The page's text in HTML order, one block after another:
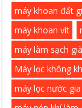
máy khoan đất
máy khoan vít
máy làm sạch
Máy lọc không
máy lọc nước